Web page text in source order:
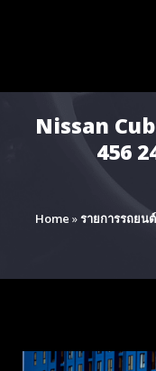
Nissan
456
Home »รายการรถยนต์